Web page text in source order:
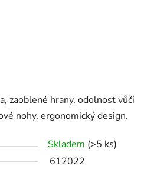
zaoblené hrany, odolnost vůči
nohy, ergonomický design.
Skladem (>5 ks)
612022